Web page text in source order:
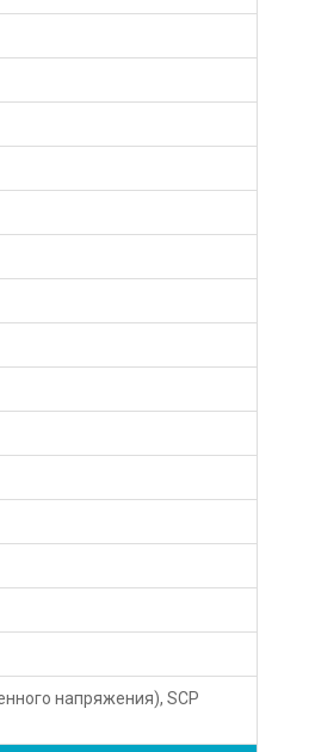
напряжения), SCP